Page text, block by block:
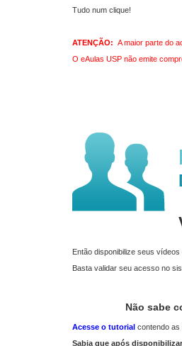
Tudo num clique!
ATENÇÃO: A maior parte do
O eAulas USP não emite
Então disponibilize seus
Basta validar seu acesso no
Não sabe
Acesse o tutorial contendo as
Sabia que após